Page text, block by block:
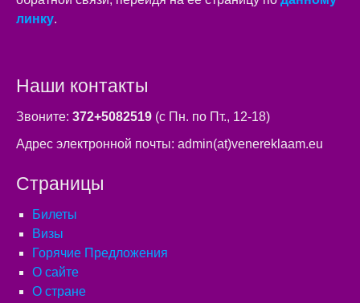
линку.
Наши контакты
Звоните: 372+5082519 (с Пн. по Пт., 12-18)
Адрес электронной почты: admin(at)venereklaam.eu
Страницы
Билеты
Визы
Горячие Предложения
О сайте
О стране